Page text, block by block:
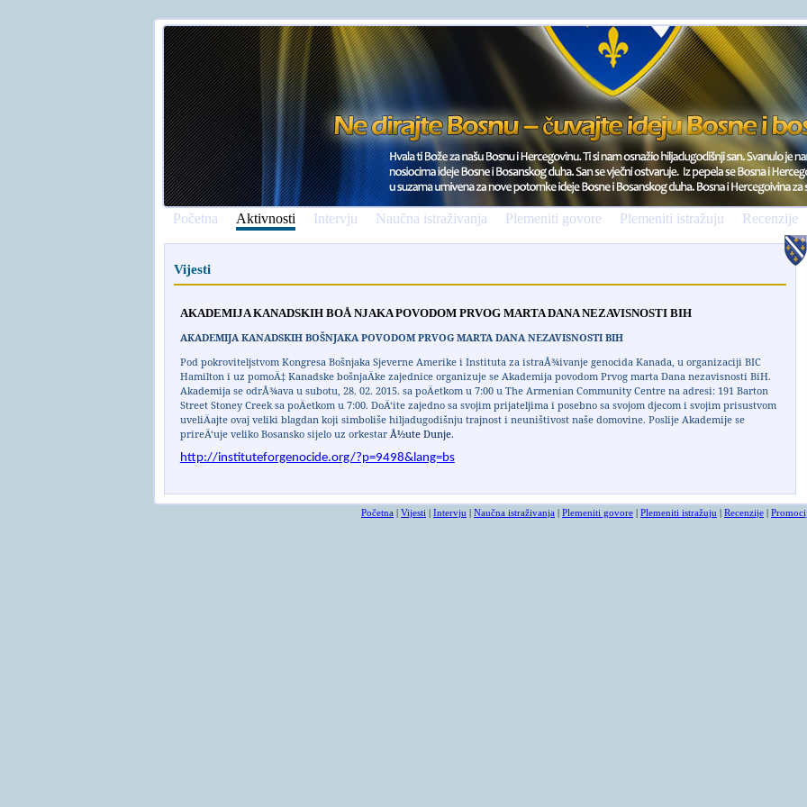
Početna Aktivnosti Intervju Naučna istraživanja Plemeniti govore Plemeniti istražuju Recenzije
Vijesti
AKADEMIJA KANADSKIH BOÅ NJAKA POVODOM PRVOG MARTA DANA NEZAVISNOSTI BIH
AKADEMIJA KANADSKIH BOŠNJAKA POVODOM PRVOG MARTA DANA NEZAVISNOSTI BIH
Pod pokroviteljstvom Kongresa Bošnjaka Sjeverne Amerike i Instituta za istraÅ¾ivanje genocida Kanada, u organizaciji BIC
Hamilton i uz pomoÄ‡ Kanadske bošnjaÄke zajednice organizuje se Akademija povodom Prvog marta Dana nezavisnosti BiH.
Akademija se odrÅ¾ava u subotu, 28. 02. 2015. sa poÄetkom u 7:00 u The Armenian Community Centre na adresi: 191 Barton
Street Stoney Creek sa poÄetkom u 7:00. DoÄ‘ite zajedno sa svojim prijateljima i posebno sa svojom djecom i svojim prisustvom
uveliÄajte ovaj veliki blagdan koji simboliše hiljadugodišnju trajnost i neuništivost naše domovine. Poslije Akademije se
prireÄ‘uje veliko Bosansko sijelo uz orkestar Å½ute Dunje.
http://instituteforgenocide.org/?p=9498&lang=bs
Početna Vijesti Intervju Naučna istraživanja Plemeniti govore Plemeniti istražuju Recenzije